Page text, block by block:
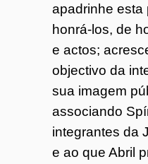
apadrinhe esta
honrá-los, de
e actos;
objectivo da
sua imagem
associando
integrantes da
e ao que Abril